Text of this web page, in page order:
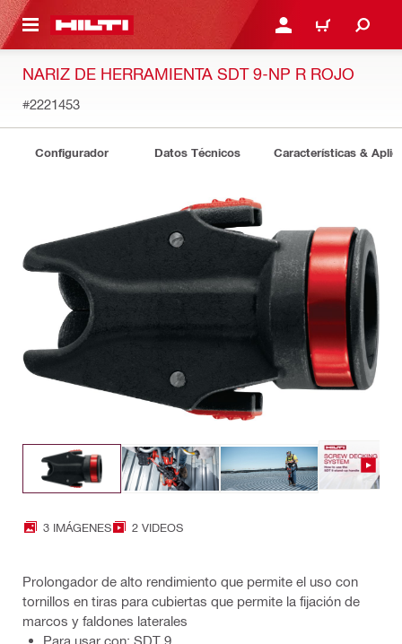
PRINCIPAL INICIE SESIÓN O
CARRITO
NARIZ DE HERRAMIENTA SDT 9-NP R ROJO
#2221453
Configurador Datos Técnicos Características &
3 IMÁGENES 2 VIDEOS
Prolongador de alto rendimiento que permite el uso con
tornillos en tiras para cubiertas que permite la fijación de
marcos y faldones laterales
Para usar con: SDT 9